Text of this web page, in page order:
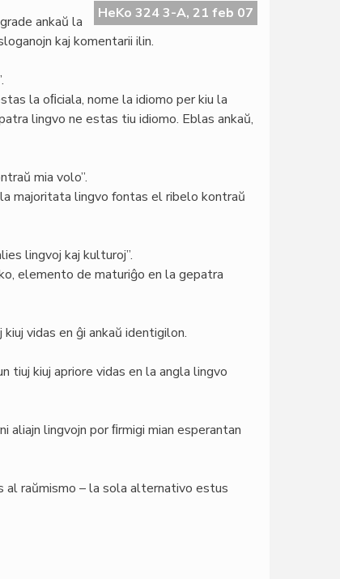
HeKo 324 3-A, 21 feb 07
ankaŭ la
kaj komentarii ilin.
la oﬁciala, nome la idiomo per kiu la
lingvo ne estas tiu idiomo. Eblas ankaŭ,
mia volo”.
majoritata lingvo fontas el ribelo kontraŭ
lingvoj kaj kulturoj”.
elemento de maturiĝo en la gepatra
vidas en ĝi ankaŭ identigilon.
tiuj kiuj apriore vidas en la angla lingvo
lingvojn por ﬁrmigi mian esperantan
al raŭmismo – la sola alternativo estus